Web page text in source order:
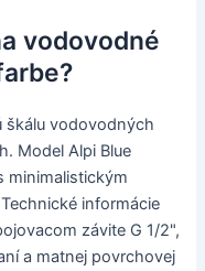
vodovodné
škálu vodovodných
Model Alpi Blue
minimalistickým
informácie
závite G 1/2",
a matnej povrchovej